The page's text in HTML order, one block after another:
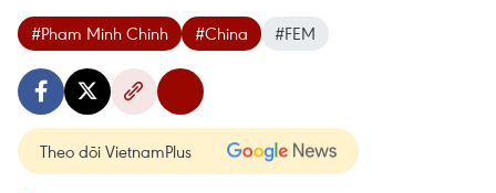
#Pham Minh Chinh #China #FEM
Theo dõi VietnamPlus